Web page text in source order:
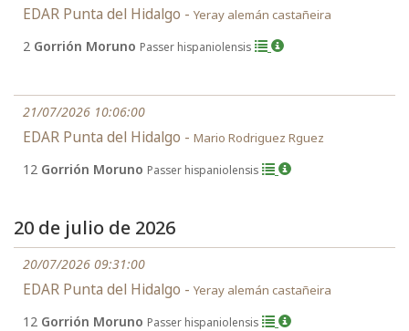
EDAR Punta del Hidalgo - Yeray alemán castañeira
2 Gorrión Moruno Passer hispaniolensis
21/07/2026 10:06:00
EDAR Punta del Hidalgo - Mario Rodriguez Rguez
12 Gorrión Moruno Passer hispaniolensis
20 de julio de 2026
20/07/2026 09:31:00
EDAR Punta del Hidalgo - Yeray alemán castañeira
12 Gorrión Moruno Passer hispaniolensis